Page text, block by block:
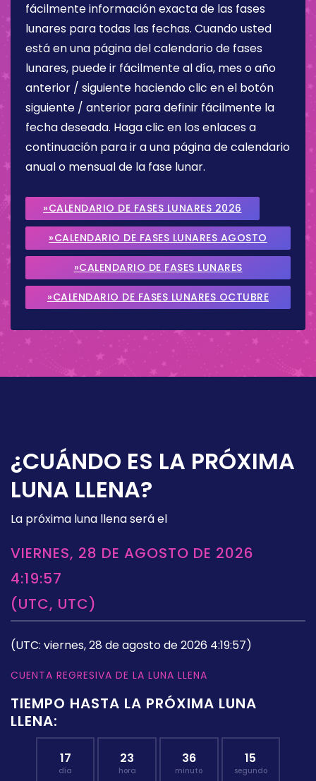
fácilmente información exacta de las fases
lunares para todas las fechas. Cuando usted
está en una página del calendario de fases
lunares, puede ir fácilmente al día, mes o año
anterior / siguiente haciendo clic en el botón
siguiente / anterior para definir fácilmente la
fecha deseada. Haga clic en los enlaces a
continuación para ir a una página de calendario
anual o mensual de la fase lunar.
»CALENDARIO DE FASES LUNARES 2026
»CALENDARIO DE FASES LUNARES AGOSTO
2026
»CALENDARIO DE FASES LUNARES
SEPTIEMBRE 2026
»CALENDARIO DE FASES LUNARES OCTUBRE
¿CUÁNDO ES LA PRÓXIMA
LUNA LLENA?
La próxima luna llena será el
VIERNES, 28 DE AGOSTO DE 2026
4:19:57
(UTC, UTC)
(UTC: viernes, 28 de agosto de 2026 4:19:57)
CUENTA REGRESIVA DE LA LUNA LLENA
TIEMPO HASTA LA PRÓXIMA LUNA
LLENA:
17
día
23
hora
36
minuto
14
segundo